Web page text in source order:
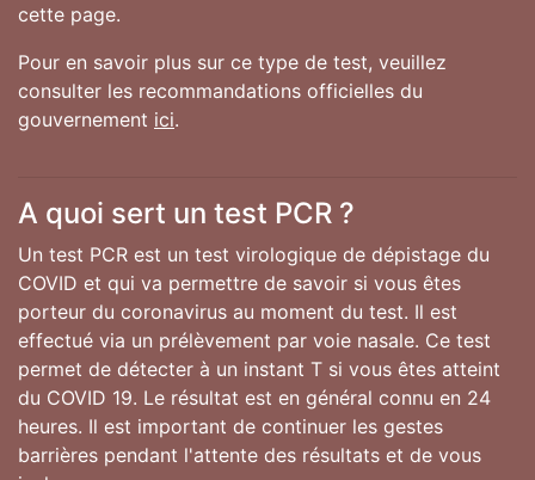
cette page.
Pour en savoir plus sur ce type de test, veuillez
consulter les recommandations officielles du
gouvernement ici.
A quoi sert un test PCR ?
Un test PCR est un test virologique de dépistage du
COVID et qui va permettre de savoir si vous êtes
porteur du coronavirus au moment du test. Il est
effectué via un prélèvement par voie nasale. Ce test
permet de détecter à un instant T si vous êtes atteint
du COVID 19. Le résultat est en général connu en 24
heures. Il est important de continuer les gestes
barrières pendant l'attente des résultats et de vous